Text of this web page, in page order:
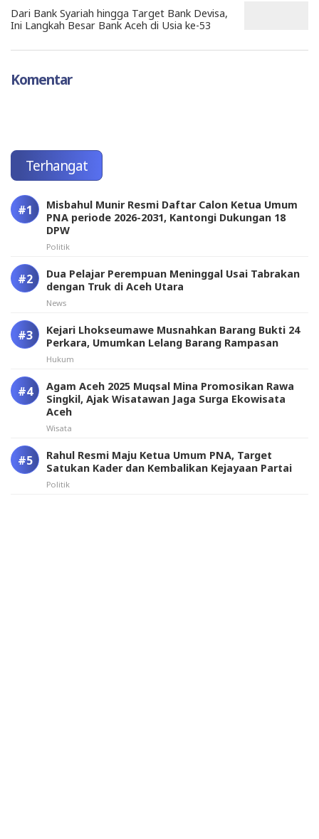
Dari Bank Syariah hingga Target Bank Devisa,
Ini Langkah Besar Bank Aceh di Usia ke-53
Komentar
Terhangat
Misbahul Munir Resmi Daftar Calon Ketua Umum
PNA periode 2026-2031, Kantongi Dukungan 18
DPW
Politik
Dua Pelajar Perempuan Meninggal Usai Tabrakan
dengan Truk di Aceh Utara
News
Kejari Lhokseumawe Musnahkan Barang Bukti 24
Perkara, Umumkan Lelang Barang Rampasan
Hukum
Agam Aceh 2025 Muqsal Mina Promosikan Rawa
Singkil, Ajak Wisatawan Jaga Surga Ekowisata
Aceh
Wisata
Rahul Resmi Maju Ketua Umum PNA, Target
Satukan Kader dan Kembalikan Kejayaan Partai
Politik